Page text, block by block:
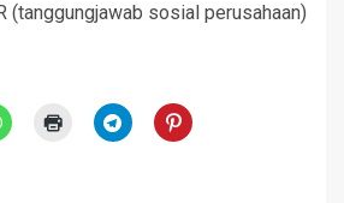
(tanggungjawab sosial perusahaan)